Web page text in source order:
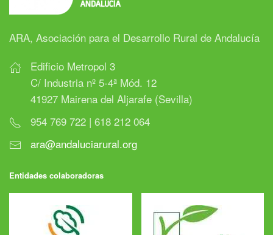
ARA, Asociación para el Desarrollo Rural de Andalucía
Edificio Metropol 3
C/ Industria nº 5-4ª Mód. 12
41927 Mairena del Aljarafe (Sevilla)
954 769 722 | 618 212 064
ara@andaluciarural.org
Entidades colaboradoras